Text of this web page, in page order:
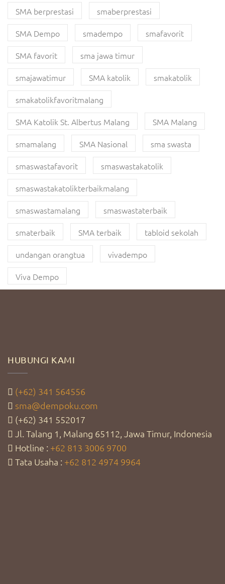
SMA berprestasi
smaberprestasi
SMA Dempo
smadempo
smafavorit
SMA favorit
sma jawa timur
smajawatimur
SMA katolik
smakatolik
smakatolikfavoritmalang
SMA Katolik St. Albertus Malang
SMA Malang
smamalang
SMA Nasional
sma swasta
smaswastafavorit
smaswastakatolik
smaswastakatolikterbaikmalang
smaswastamalang
smaswastaterbaik
smaterbaik
SMA terbaik
tabloid sekolah
undangan orangtua
vivadempo
Viva Dempo
HUBUNGI KAMI
(+62) 341 564556
sma@dempoku.com
(+62) 341 552017
Jl. Talang 1, Malang 65112, Jawa Timur, Indonesia
Hotline : +62 813 3006 9700
Tata Usaha : +62 812 4974 9964